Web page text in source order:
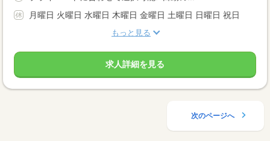
月曜日 火曜日 水曜日 木曜日 金曜日 土曜日 日曜日 祝日
もっと見る
求人詳細を見る
次のページへ